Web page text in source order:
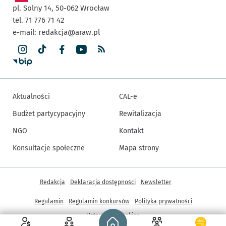
Strona główna - wroclaw.pl
pl. Solny 14, 50-062 Wrocław
tel. 71 776 71 42
e-mail: redakcja@araw.pl
Aktualności
Budżet partycypacyjny
NGO
Konsultacje społeczne
CAL-e
Rewitalizacja
Kontakt
Mapa strony
Inne informacje
Redakcja Deklaracja dostępności Newsletter
Regulamin Regulamin konkursów
Polityka prywatności
Ustawienia cookies